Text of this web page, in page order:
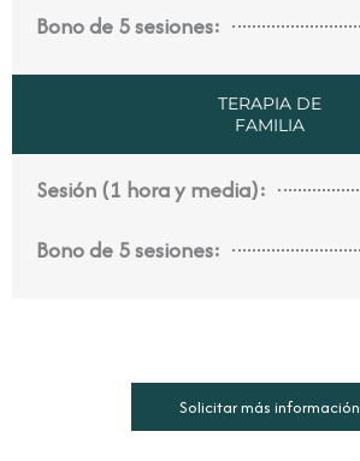
Bono de 5 sesiones:
TERAPIA DE
FAMILIA
Sesión (1 hora y media):
Bono de 5 sesiones:
Solicitar más información